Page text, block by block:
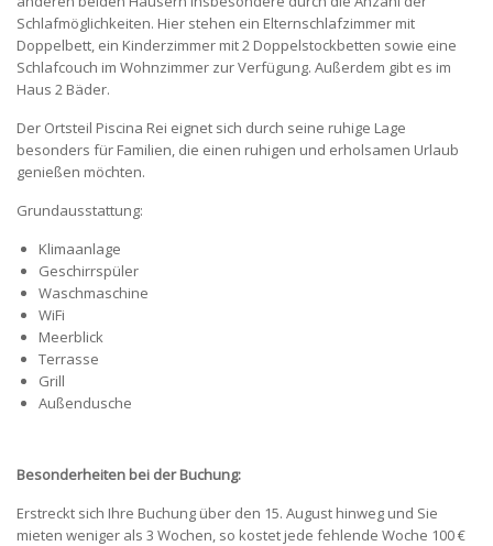
Schlafmöglichkeiten. Hier stehen ein Elternschlafzimmer mit
Doppelbett, ein Kinderzimmer mit 2 Doppelstockbetten sowie eine
Schlafcouch im Wohnzimmer zur Verfügung. Außerdem gibt es im
Haus 2 Bäder.
Der Ortsteil Piscina Rei eignet sich durch seine ruhige Lage
besonders für Familien, die einen ruhigen und erholsamen Urlaub
genießen möchten.
Grundausstattung:
Klimaanlage
Geschirrspüler
Waschmaschine
WiFi
Meerblick
Terrasse
Grill
Außendusche
Besonderheiten bei der Buchung:
Erstreckt sich Ihre Buchung über den 15. August hinweg und Sie
mieten weniger als 3 Wochen, so kostet jede fehlende Woche 100 €